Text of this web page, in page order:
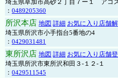
埼玉県草加市高砂２丁目７ー１ アコ
： 0489205360
所沢本店 地図 詳細 お気に入り店舗
埼玉県所沢市小手指台5番地の4
： 0429031481
東所沢店 地図 詳細 お気に入り店舗
埼玉県所沢市東所沢和田３-１２-１
： 0429511545